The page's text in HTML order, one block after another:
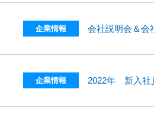
企業情報 会社説明会＆会
企業情報 2022年 新入社